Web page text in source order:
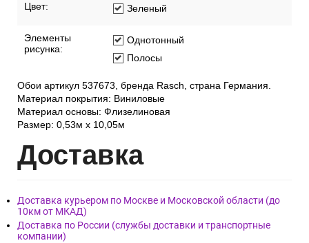
Цвет: Зеленый
Элементы
рисунка:
Однотонный
Полосы
Обои артикул 537673, бренда Rasch, страна Германия.
Материал покрытия: Виниловые
Материал основы: Флизелиновая
Размер: 0,53м x 10,05м
Доставка
Доставка курьером по Москве и Московской области (до
10км от МКАД)
Доставка по России (службы доставки и транспортные
компании)